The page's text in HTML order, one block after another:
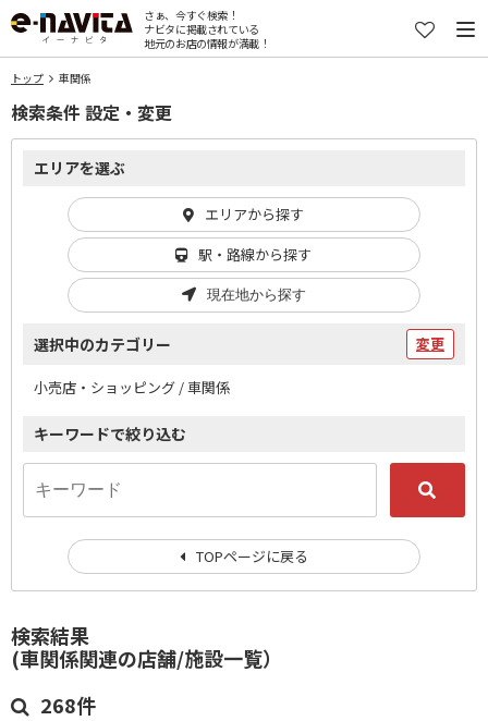
さぁ、今すぐ検索！
ナビタに掲載されている
地元のお店の情報が満載！
トップ 車関係
検索結果
(車関係関連の店舗/施設一覧）
268件
検索条件 設定・変更
エリアを選ぶ
エリアから探す
駅・路線から探す
現在地から探す
選択中のカテゴリー 変更
小売店・ショッピング / 車関係
キーワードで絞り込む
TOPページに戻る